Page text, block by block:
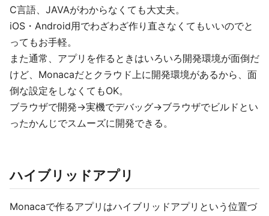
C言語、JAVAがわからなくても大丈夫。
iOS・Android用でわざわざ作り直さなくてもいいのでと
ってもお手軽。
また通常、アプリを作るときはいろいろ開発環境が面倒だ
けど、Monacaだとクラウド上に開発環境があるから、面
倒な設定をしなくてもOK。
ブラウザで開発→実機でデバッグ→ブラウザでビルドとい
ったかんじでスムーズに開発できる。
ハイブリッドアプリ
Monacaで作るアプリはハイブリッドアプリという位置づ